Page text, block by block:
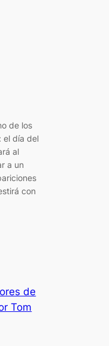
de los
el día del
al
a un
con